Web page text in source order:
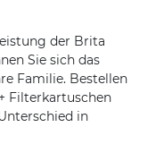
der Brita
Sie sich das
Familie. Bestellen
Filterkartuschen
in